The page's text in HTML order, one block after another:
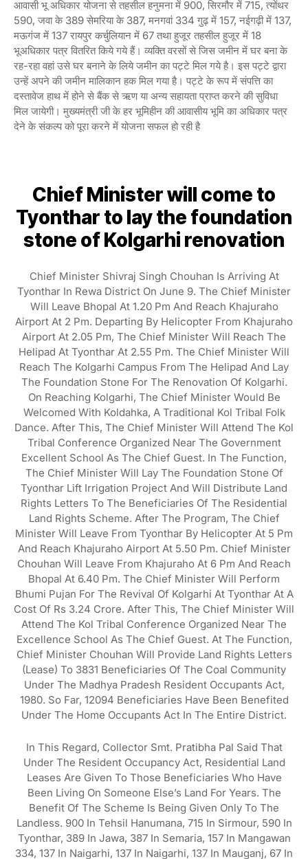
आवासी भू अधिकार योजना से तहसील हनुमना में 900, सिरमौर में 715, त्योंथर
590, जवा के 389 सेमरिया के 387, मनगवां 334 गुढ़ में 157, नईगढ़ी में 137,
मऊगंज में 137 रायपुर कर्चुलियान में 67 तथा हुजूर तहसील हुजूर में 18
भूअधिकार पत्र वितरित किये गये हैं। व्यक्ति वरसों से जिस जमीन में घर बना के
रह-रहा वहां उसे घर बनाने के लिये जमीन का पट्टे मिल गये है। इस पट्टे द्वारा
उन्हें अपने की जमीन मालिकान हक मिल गया है। पट्टे के रूप में संपत्ति का
दस्तावेज हाथ में होने से बैंक से ऋण या अन्य सहायता प्राप्त करने की सुविधा
मिल जायेगी। मुख्यमंत्री जी के हर भूमिहीन की आवासीय भूमि का अधिकार पत्र
देने के संकल्प को पूरा करने में योजना सफल हो रही है
Chief Minister will come to
Tyonthar to lay the foundation
stone of Kolgarhi renovation
Chief Minister Shivraj Singh Chouhan Is Arriving At
Tyonthar In Rewa District On June 9. The Chief Minister
Will Leave Bhopal At 1.20 Pm And Reach Khajuraho
Airport At 2 Pm. Departing By Helicopter From Khajuraho
Airport At 2.05 Pm, The Chief Minister Will Reach The
Helipad At Tyonthar At 2.55 Pm. The Chief Minister Will
Reach The Kolgarhi Campus From The Helipad And Lay
The Foundation Stone For The Renovation Of Kolgarhi.
On Reaching Kolgarhi, The Chief Minister Would Be
Welcomed With Koldahka, A Traditional Kol Tribal Folk
Dance. After This, The Chief Minister Will Attend The Kol
Tribal Conference Organized Near The Government
Excellent School As The Chief Guest. In The Function,
The Chief Minister Will Lay The Foundation Stone Of
Tyonthar Lift Irrigation Project And Will Distribute Land
Rights Letters To The Beneficiaries Of The Residential
Land Rights Scheme. After The Program, The Chief
Minister Will Leave From Tyonthar By Helicopter At 5 Pm
And Reach Khajuraho Airport At 5.50 Pm. Chief Minister
Chouhan Will Leave From Khajuraho At 6 Pm And Reach
Bhopal At 6.40 Pm. The Chief Minister Will Perform
Bhumi Pujan For The Revival Of Kolgarhi At Tyonthar At A
Cost Of Rs 3.24 Crore. After This, The Chief Minister Will
Attend The Kol Tribal Conference Organized Near The
Excellence School As The Chief Guest. At The Function,
Chief Minister Chouhan Will Provide Land Rights Letters
(lease) To 3831 Beneficiaries Of The Coal Community
Under The Madhya Pradesh Resident Occupants Act,
1980. So Far, 12094 Beneficiaries Have Been Benefited
Under The Home Occupants Act In The Entire District.
In This Regard, Collector Smt. Pratibha Pal Said That
Under The Resident Occupancy Act, Residential Land
Leases Are Given To Those Beneficiaries Who Have
Been Living On Someone Else’s Land For Years. The
Benefit Of The Scheme Is Being Given Only To The
Landless. 900 In Tehsil Hanumana, 715 In Sirmour, 590 In
Tyonthar, 389 In Jawa, 387 In Semaria, 157 In Mangawan
334, 137 In Naigarhi, 137 In Naigarhi, 137 In Mauganj, 67 In